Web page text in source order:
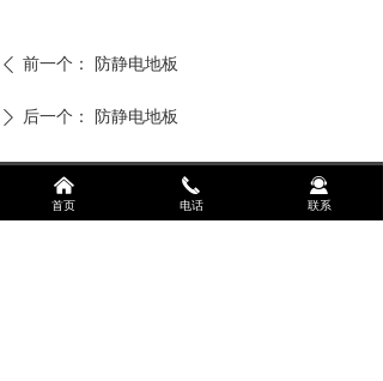
ꄴ 前一个： 防静电地板
ꄲ 后一个： 防静电地板
联系人：吕经理
낀
首页
끅
电话
끤
联系